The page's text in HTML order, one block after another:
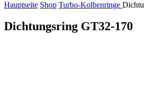
Hauptseite Shop Turbo-Kolbenringe
Dichtungsring GT32-170